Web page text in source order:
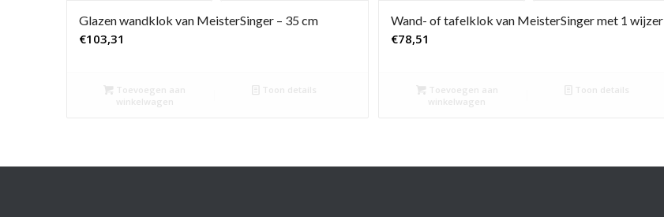
Glazen wandklok van MeisterSinger – 35 cm
€103,31
Toevoegen aan
winkelwagen
Toon details
Wand- of tafelklok van MeisterSinger met 1 wijzer
€78,51
Toevoegen aan
winkelwagen
Toon details